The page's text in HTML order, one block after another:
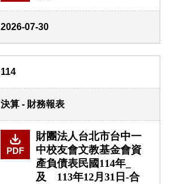
2026-07-30
114
決算 - 財務報表
PDF
財團法人台北市台中一
中校友會文教基金會資
產負債表民國114年_
及 113年12月31日-合